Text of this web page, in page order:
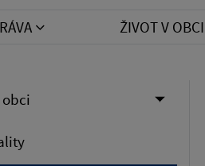
ŽIVOT V OBCI